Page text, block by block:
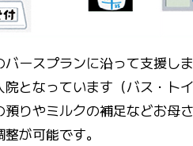
バースプランに沿って支援しま
院となっています（バス・トイ
預りやミルクの補足などお母
が可能です。